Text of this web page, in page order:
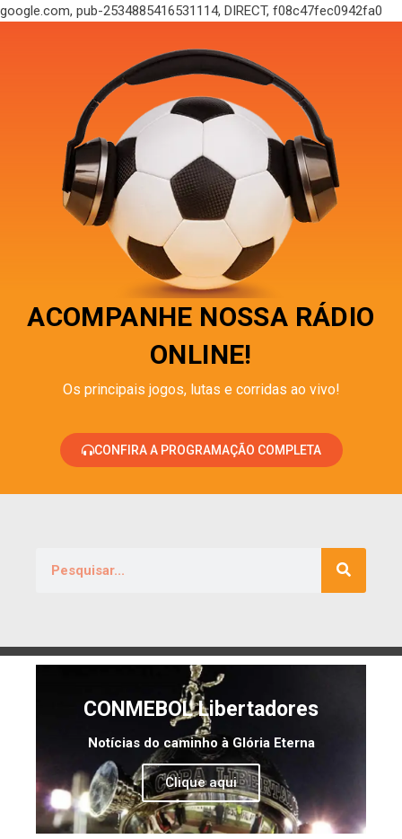
google.com, pub-2534885416531114, DIRECT, f08c47fec0942fa0
ACOMPANHE NOSSA RÁDIO
ONLINE!
Os principais jogos, lutas e corridas ao vivo!
CONFIRA A PROGRAMAÇÃO COMPLETA
CONMEBOL Libertadores
Notícias do caminho à Glória Eterna
Clique aqui